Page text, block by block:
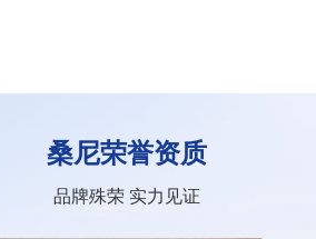
桑尼荣誉资质
品牌殊荣 实力见证